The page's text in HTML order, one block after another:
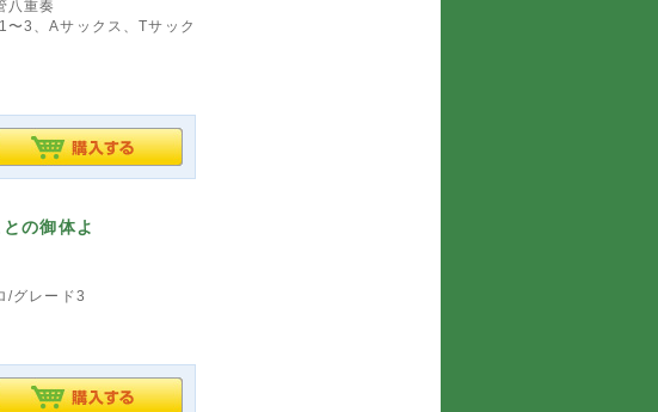
八重奏
3、Aサックス、Tサック
の御体よ
/グレード3